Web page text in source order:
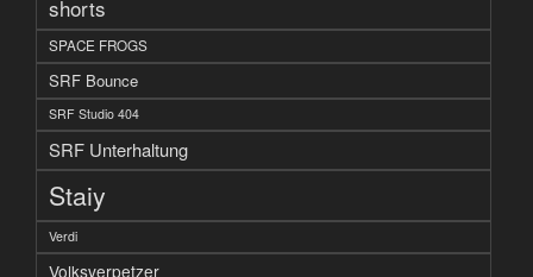
shorts
SPACE FROGS
SRF Bounce
SRF Studio 404
SRF Unterhaltung
Staiy
Verdi
Volksverpetzer